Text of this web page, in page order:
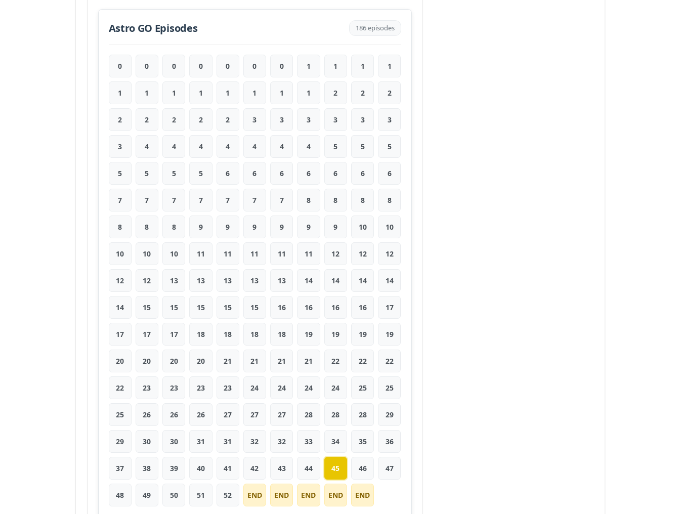
Astro GO Episodes 186 episodes
0 0 0 0 0 0 0 1 1 1 1
1 1 1 1 1 1 1 1 2 2 2
2 2 2 2 2 3 3 3 3 3 3
3 4 4 4 4 4 4 4 5 5 5
5 5 5 5 6 6 6 6 6 6 6
7 7 7 7 7 7 7 8 8 8 8
8 8 8 9 9 9 9 9 9 10 10
10 10 10 11 11 11 11 11 12 12 12
12 12 13 13 13 13 13 14 14 14 14
14 15 15 15 15 15 16 16 16 16 17
17 17 17 18 18 18 18 19 19 19 19
20 20 20 20 21 21 21 21 22 22 22
22 23 23 23 23 24 24 24 24 25 25
25 26 26 26 27 27 27 28 28 28 29
29 30 30 31 31 32 32 33 34 35 36
37 38 39 40 41 42 43 44 45 46 47
48 49 50 51 52 END END END END END